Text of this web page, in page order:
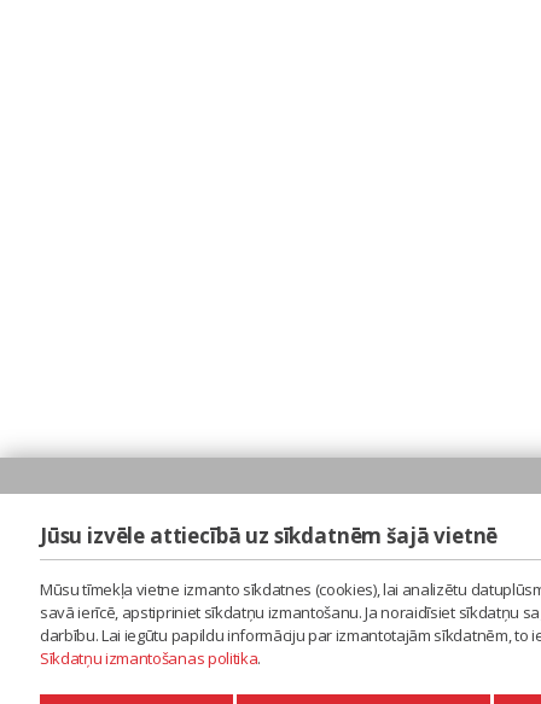
Jūsu izvēle attiecībā uz sīkdatnēm šajā vietnē
Mūsu tīmekļa vietne izmanto sīkdatnes (cookies), lai analizētu
savā ierīcē, apstipriniet sīkdatņu izmantošanu. Ja noraidīsiet sīkdatņu
darbību. Lai iegūtu papildu informāciju par izmantotajām sīkdatnēm,
Sīkdatņu izmantošanas politika.